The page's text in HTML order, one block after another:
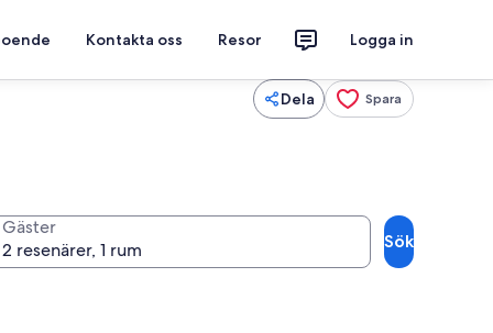
Kontakta oss Resor Logga in
Dela Spara
Gäster
Sök